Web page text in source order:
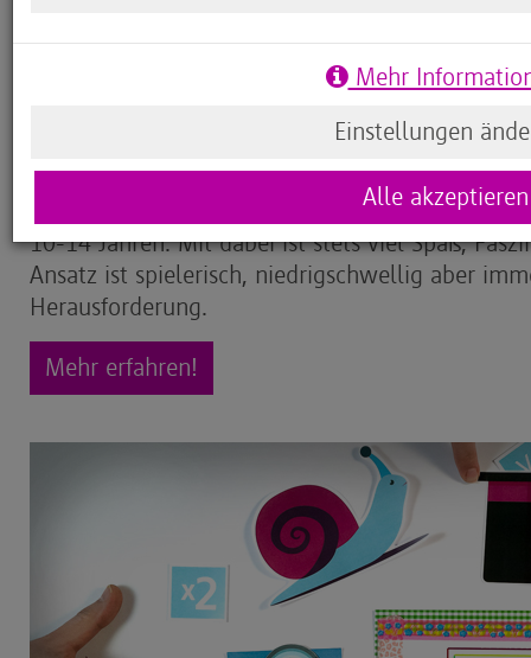
Minecraft Wettbewerb
Das Konzept
Code your Life bedeutet Programmieren mit
10-14 Jahren. Mit dabei ist stets viel Spaß,
Ansatz ist spielerisch, niedrigschwellig aber
Herausforderung.
Mehr erfahren!
Mehr
Einstellungen
Alle akzeptieren